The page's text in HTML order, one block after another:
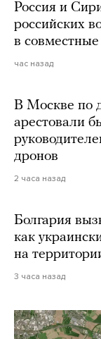
Россия и
российских
в
час назад
В Москве по
арестовали
дронов
2 часа назад
Болгария
как
на
3 часа назад